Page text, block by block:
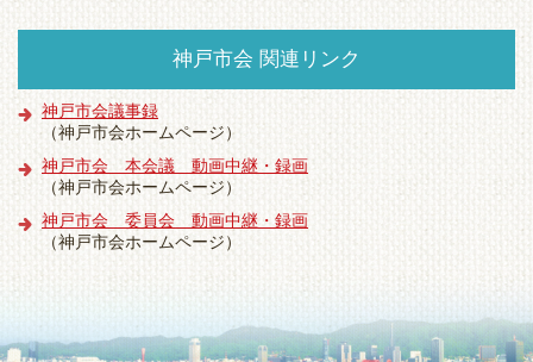
神戸市会 関連リンク
神戸市会議事録
（神戸市会ホームページ）
神戸市会 本会議 動画中継・録画
（神戸市会ホームページ）
神戸市会 委員会 動画中継・録画
（神戸市会ホームページ）